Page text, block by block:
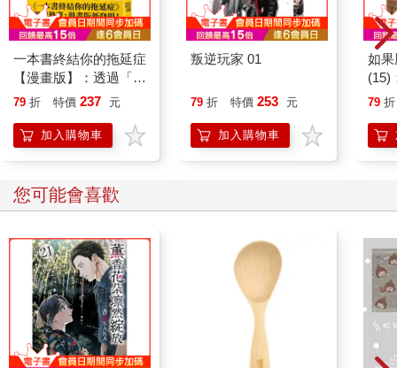
對於等待結帳的人來說，剛好就是另外一種消費的犒賞。
然後，在日本就因此出現奇怪的現象，高齡者收銀檯前竊盜事件
這些案件的發生非常奇特，高齡者、在收銀檯前、在收銀員前、
在排隊等待的顧客前，「光天化日」、「眾目睽睽」地偷收銀檯
前的小商品。然後光天化日、眾目睽睽地被檢舉；接著光天化
日、眾目睽睽地成為竊盜犯！
更讓人不解的是，這些高齡者並不是沒錢，他們的皮包裡有足夠
的購物金，但卻不拿出來付帳，就是要偷！堅持自己偷！打死不
付錢！
這就有點貓膩了。
訴，這個案子要辦，非辦不可；但是辦這樣的案子，讓人心疼。
終於，這樣的高齡者犯罪案件進入媒體報導的視野區，成為被關
注的現象。
原來，高齡者收銀檯前竊盜事件頻發，反映出日本社會逐步走向
高齡化社會後的人倫悲劇：獨居高齡長者為了與遠地家人連絡，
只好「刻意製造」犯罪事件，藉此引起家人注意與關心的悲傷事
實。
一本書終結你的拖延症
【漫畫版】：透過「小
行動」打開大腦的行動
「行動派」的37個科
學方法
79 折 特價 237 元
加入購物車
叛逆玩家 01
79 折 特價 253 元
加入購物車
如
(15)
貓
79 折
您可能會喜歡